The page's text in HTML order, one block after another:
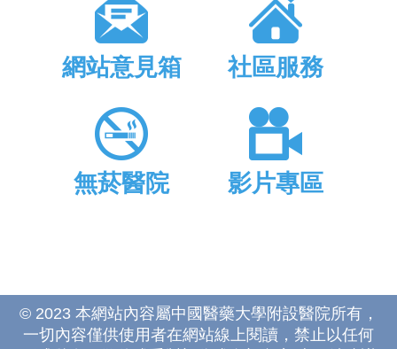
網站意見箱 社區服務
無菸醫院 影片專區
© 2023 本網站內容屬中國醫藥大學附設醫院所有，
一切內容僅供使用者在網站線上閱讀，禁止以任何